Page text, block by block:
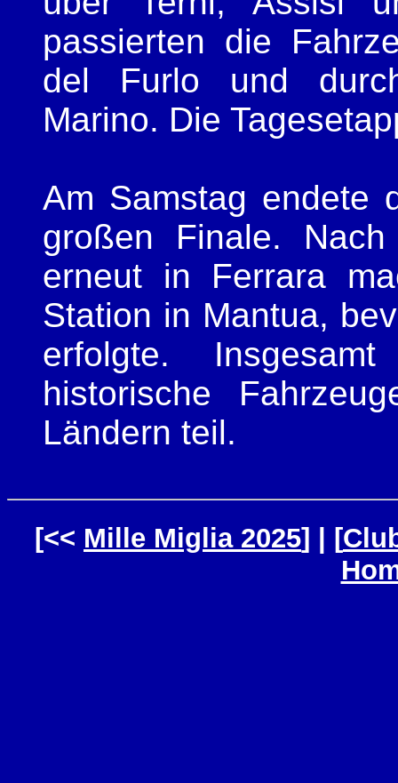
passierten die
del Furlo und
Marino. Die
Am Samstag endete
großen Finale.
erneut in Ferrara
Station in Mantua,
erfolgte.
historische
Ländern teil.
[<< Mille Miglia 2025] | [